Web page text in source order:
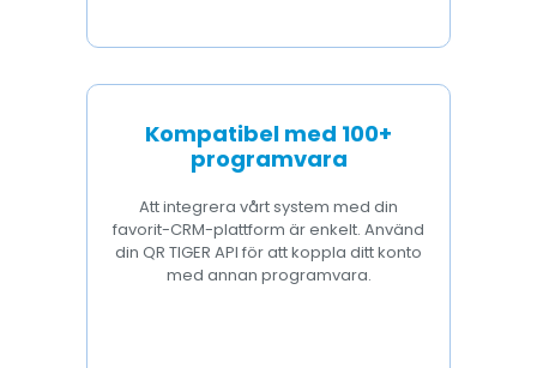
Kompatibel med 100+
programvara
Att integrera vårt system med din
favorit-CRM-plattform är enkelt. Använd
din QR TIGER API för att koppla ditt konto
med annan programvara.